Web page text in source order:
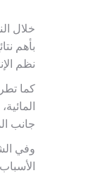
بأهم
نظم
كما
جانب